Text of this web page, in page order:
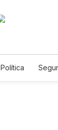
Política